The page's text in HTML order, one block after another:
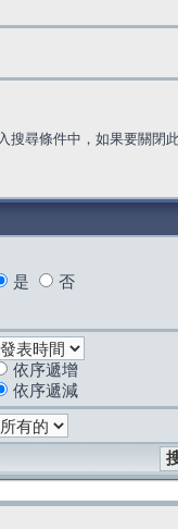
搜尋條件中，如果要關閉
是 否
依序遞增
依序遞減